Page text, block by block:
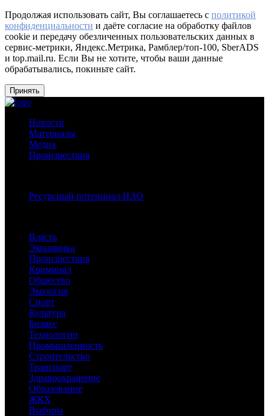
Продолжая использовать сайт, Вы соглашаетесь с политикой
конфиденциальности и даёте согласие на обработку файлов
cookie и передачу обезличенных пользовательских данных в
сервис-метрики, Яндекс.Метрика, Рамблер/топ-100, SberADS
и top.mail.ru. Если Вы не хотите, чтобы ваши данные
обрабатывались, покиньте сайт.
Принять
Новости
Материалы
Медиа
Происшествия
Ресурсный потенциал НАО
Власть
Экономика
Происшествия
Криминал
Общество
Экология
Спорт
Культура
Бизнес
Технологии
Промышленность
Строительство
Транспорт
Здравоохранение
Образование
ЖКХ
Выборы